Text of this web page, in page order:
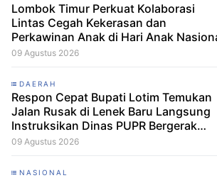
Lombok Timur Perkuat Kolaborasi
Lintas Cegah Kekerasan dan
Perkawinan Anak di Hari Anak
09 Agustus 2026
DAERAH
Respon Cepat Bupati Lotim Temukan
Jalan Rusak di Lenek Baru Langsung
Instruksikan Dinas PUPR Bergerak
Cepat
09 Agustus 2026
NASIONAL